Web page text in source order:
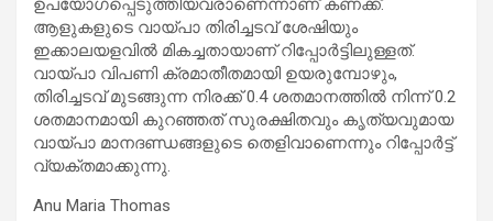
ആളുകളുടെ വായ്പാ തിരിച്ചടവ് ശേഷിയും
ഇക്കാലയളവിൽ മികച്ചതായാണ് റിപ്പോർട്ടിലുള്ളത്.
വായ്പാ വിപണി ക്രമാതീതമായി ഉയരുമ്പോഴും,
തിരിച്ചടവ് മുടങ്ങുന്ന നിരക്ക് 0.4 ശതമാനത്തിൽ നിന്ന് 0.2
ശതമാനമായി കുറഞ്ഞത് സുരക്ഷിതവും കൃത്യവുമായ
വായ്പാ മാനദണ്ഡങ്ങളുടെ തെളിവാണെന്നും റിപ്പോർട്ട്
വ്യക്തമാക്കുന്നു.
Anu Maria Thomas